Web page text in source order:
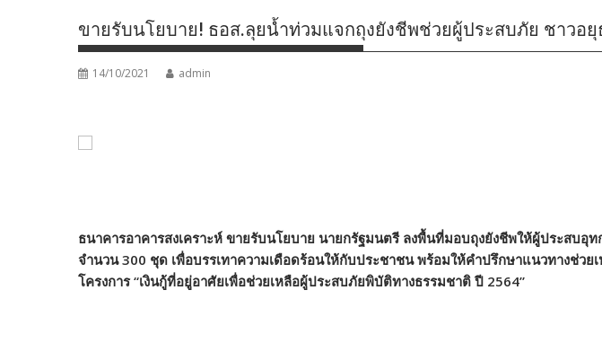
ขายรับนโยบาย! ธอส.ลุยน้ำท่วมแจกถุงยังชีพช่วยผู้ประสบภัย ชาวอยุ
14/10/2021 admin
ธนาคารอาคารสงเคราะห์ ขายรับนโยบาย นายกรัฐมนตรี ลงพื้นที่มอบถุงยังชีพให้ผู้ประสบอุ
จำนวน 300 ชุด เพื่อบรรเทาความเดือดร้อนให้กับประชาชน พร้อมให้คำปรึกษาแนวทางช่วย
โครงการ “เงินกู้ที่อยู่อาศัยเพื่อช่วยเหลือผู้ประสบภัยพิบัติทางธรรมชาติ ปี 2564”